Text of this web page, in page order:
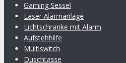
Gaming Sessel
Laser Alarmanlage
Lichtschranke mit Alarm
Aufstehhilfe
Multiswitch
Duschtasse